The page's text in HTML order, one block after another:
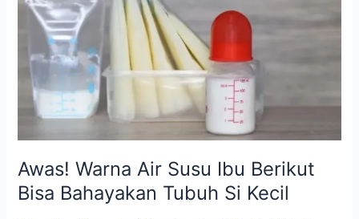
Awas! Warna Air Susu Ibu Berikut
Bisa Bahayakan Tubuh Si Kecil
Ibu
Berikut
Bahayakan
Tubuh